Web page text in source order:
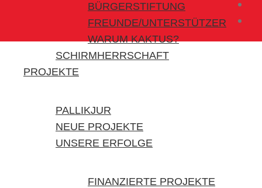
BÜRGERSTIFTUNG
FREUNDE/UNTERSTÜTZER
WARUM KAKTUS?
SCHIRMHERRSCHAFT
PROJEKTE
PALLIKJUR
NEUE PROJEKTE
UNSERE ERFOLGE
FINANZIERTE PROJEKTE